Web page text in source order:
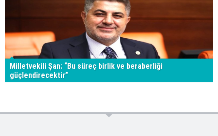
Milletvekili Şan: “Bu süreç birlik ve beraberliği
güçlendirecektir”